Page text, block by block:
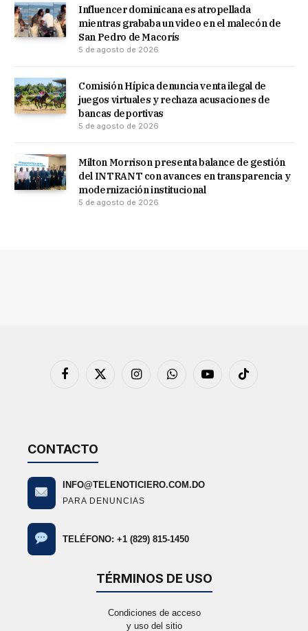
Influencer dominicana es atropellada
mientras grababa un video en el malecón de
San Pedro de Macorís
5 de agosto de 2026
Comisión Hípica denuncia venta ilegal de
juegos virtuales y rechaza acusaciones de
bancas deportivas
5 de agosto de 2026
Milton Morrison presenta balance de gestión
del INTRANT con avances en transparencia y
modernización institucional
5 de agosto de 2026
Facebook
X
InstagramWhatsAppYouTubeTikTok
CONTACTO
INFO@TELENOTICIERO.COM.DO
PARA DENUNCIAS
TELÉFONO: +1 (829) 815-1450
TÉRMINOS DE USO
Condiciones de acceso
y uso del sitio